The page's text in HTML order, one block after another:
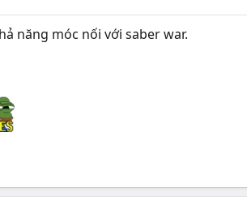
năng móc nối với saber war.